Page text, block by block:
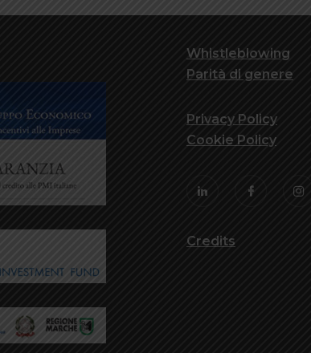
Whistleblowing
Parità di genere
Privacy Policy
Cookie Policy
Credits